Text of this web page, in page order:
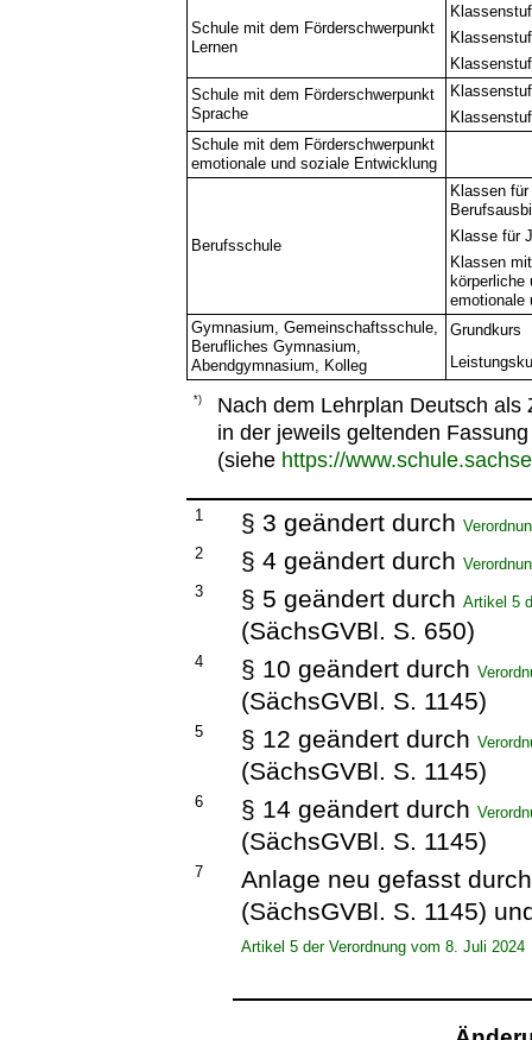
Schule mit dem Förderschwerpunkt
Lernen
Schule mit dem Förderschwerpunkt
Sprache
Schule mit dem Förderschwerpunkt
emotionale und soziale Entwicklung
Berufsschule
Klassen
Klasse für
Klassen
körperliche
emotionale
Gymnasium, Gemeinschaftsschule,
Berufliches Gymnasium,
Abendgymnasium, Kolleg
Grundkurs
*)
Nach dem Lehrplan Deutsch
in der jeweils geltenden Fassung
(siehe https://
1 § 3 geändert durch
2
§ 4 geändert durch
3
§ 5 geändert durchArtikel 5
(SächsGVBl. S. 650)
4 § 10 geändert durch
(SächsGVBl. S. 1145)
5 § 12 geändert durch
(SächsGVBl. S. 1145)
6 § 14 geändert durch
(SächsGVBl. S. 1145)
7
Anlage neu gefasst
(SächsGVBl. S. 1145)
Artikel 5 der Verordnung vom 8. Juli 2024